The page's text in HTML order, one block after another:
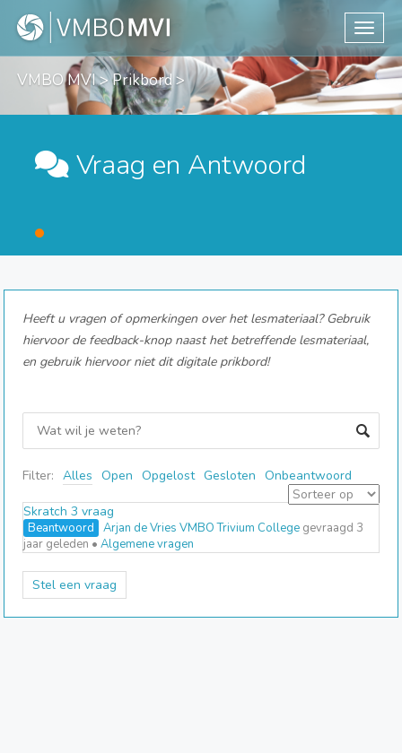
VMBO MVI>Prikbord>
Vraag en Antwoord
Heeft u vragen of opmerkingen over het lesmateriaal? Gebruik
hiervoor de feedback-knop naast het betreffende lesmateriaal,
en gebruik hiervoor niet dit digitale prikbord!
Filter: Alles Open Opgelost Gesloten Onbeantwoord
Skratch 3 vraag
Beantwoord Arjan de Vries VMBO Trivium College gevraagd 3
jaar geleden •Algemene vragen
Stel een vraag